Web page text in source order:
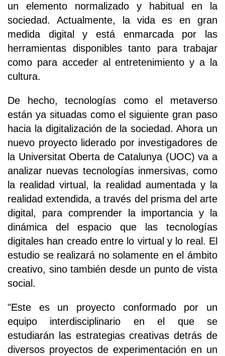
un elemento normalizado y habitual en la
sociedad. Actualmente, la vida es en gran
medida digital y está enmarcada por las
herramientas disponibles tanto para trabajar
como para acceder al entretenimiento y a la
cultura.
De hecho, tecnologías como el metaverso
están ya situadas como el siguiente gran paso
hacia la digitalización de la sociedad. Ahora un
nuevo proyecto liderado por investigadores de
la Universitat Oberta de Catalunya (UOC) va a
analizar nuevas tecnologías inmersivas, como
la realidad virtual, la realidad aumentada y la
realidad extendida, a través del prisma del arte
digital, para comprender la importancia y la
dinámica del espacio que las tecnologías
digitales han creado entre lo virtual y lo real. El
estudio se realizará no solamente en el ámbito
creativo, sino también desde un punto de vista
social.
"Este es un proyecto conformado por un
equipo interdisciplinario en el que se
estudiarán las estrategias creativas detrás de
diversos proyectos de experimentación en un